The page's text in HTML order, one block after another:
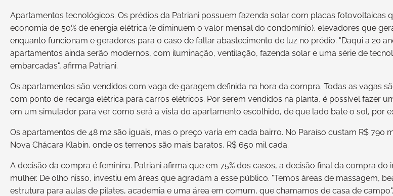
Apartamentos tecnológicos. Os prédios da Patriani possuem fazenda solar com placas fotovoltaicas
economia de 50% de energia elétrica (e diminuem o valor mensal do condomínio), elevadores que
enquanto funcionam e geradores para o caso de faltar abastecimento de luz no prédio. "Daqui a 20
apartamentos ainda serão modernos, com iluminação, ventilação, fazenda solar e uma série de
embarcadas", afirma Patriani.
Os apartamentos são vendidos com vaga de garagem definida na hora da compra. Todas as vagas
com ponto de recarga elétrica para carros elétricos. Por serem vendidos na planta, é possível fazer
em um simulador para ver como será a vista do apartamento escolhido, de que lado bate o sol, por
Os apartamentos de 48 m2 são iguais, mas o preço varia em cada bairro. No Paraíso custam R$ 790
Nova Chácara Klabin, onde os terrenos são mais baratos, R$ 650 mil cada.
A decisão da compra é feminina. Patriani afirma que em 75% dos casos, a decisão final da compra do
mulher. De olho nisso, investiu em áreas que agradam a esse público. "Temos áreas de massagem,
estrutura para aulas de pilates, academia e uma área em comum, que chamamos de casa de